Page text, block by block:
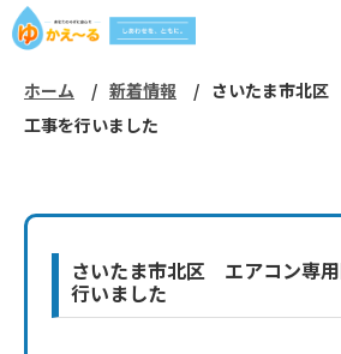
ホーム
対応エリア
よくあるご質問 会社
ホーム 新着情報
さいたま市北
工事を行いました
さいたま市北区 エアコン専
行いました